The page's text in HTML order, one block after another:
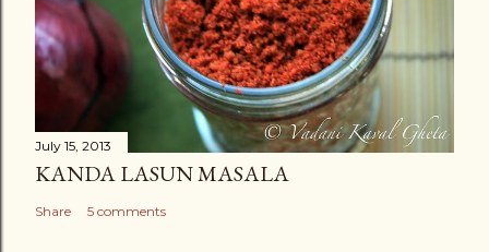
July 15, 2013
KANDA LASUN MASALA
Share 5 comments